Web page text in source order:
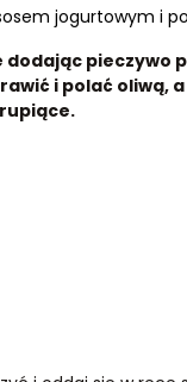
jogurtowym i
dodając pieczywo
i polać oliwą,